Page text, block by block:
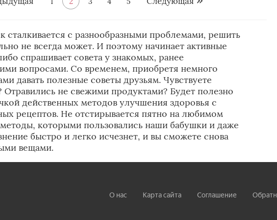
сталкивается с разнообразными проблемами, решить
не всегда может. И поэтому начинает активные
спрашивает совета у знакомых, ранее
вопросами. Со временем, приобретя немного
давать полезные советы друзьям. Чувствуете
Отравились не свежими продуктами? Будет полезно
действенных методов улучшения здоровья с
рецептов. Не отстирывается пятно на любимом
которыми пользовались наши бабушки и даже
быстро и легко исчезнет, и вы сможете снова
вещами.
О нас Карта сайта Соглашение